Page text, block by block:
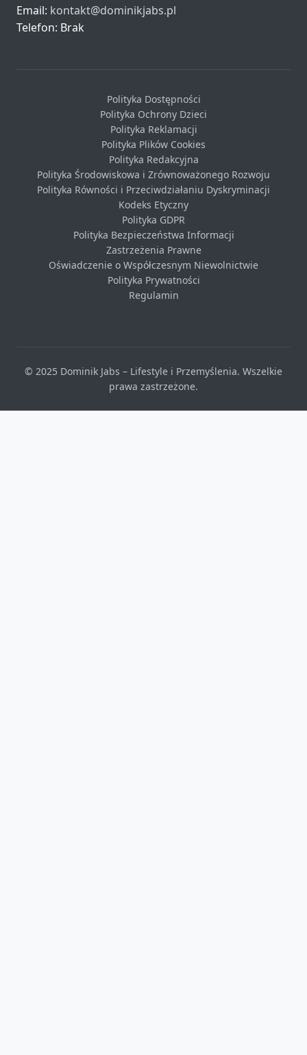
Email: kontakt@dominikjabs.pl
Telefon: Brak
Polityka Dostępności
Polityka Ochrony Dzieci
Polityka Reklamacji
Polityka Plików Cookies
Polityka Redakcyjna
Polityka Środowiskowa i Zrównoważonego Rozwoju
Polityka Równości i Przeciwdziałaniu Dyskryminacji
Kodeks Etyczny
Polityka GDPR
Polityka Bezpieczeństwa Informacji
Zastrzeżenia Prawne
Oświadczenie o Współczesnym Niewolnictwie
Polityka Prywatności
Regulamin
© 2025 Dominik Jabs – Lifestyle i Przemyślenia. Wszelkie
prawa zastrzeżone.